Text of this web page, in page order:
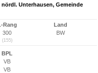
Unterhausen, Gemeinde
Rang
300
(155)
Land
BW
BPL
VB
VB